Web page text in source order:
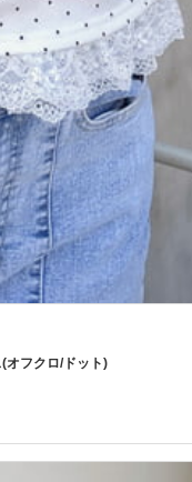
オフクロ/ドット)